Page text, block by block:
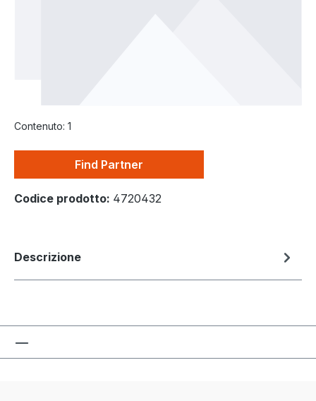
Contenuto: 1
Find Partner
Codice prodotto: 4720432
Descrizione